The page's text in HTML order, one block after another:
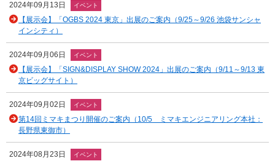
2024年09月13日 イベント
【展示会】「OGBS 2024 東京」出展のご案内（9/25～9/26 池袋サンシャ
インシティ）
2024年09月06日 イベント
【展示会】「SIGN&DISPLAY SHOW 2024」出展のご案内（9/11～9/13 東
京ビッグサイト）
2024年09月02日 イベント
第14回ミマキまつり開催のご案内（10/5 ミマキエンジニアリング本社：
長野県東御市）
2024年08月23日 イベント